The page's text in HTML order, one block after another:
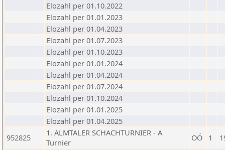
Elozahl per 01.10.2022
Elozahl per 01.01.2023
Elozahl per 01.04.2023
Elozahl per 01.07.2023
Elozahl per 01.10.2023
Elozahl per 01.01.2024
Elozahl per 01.04.2024
Elozahl per 01.07.2024
Elozahl per 01.10.2024
Elozahl per 01.01.2025
Elozahl per 01.04.2025
952825
1. ALMTALER SCHACHTURNIER - A
Turnier
OÖ 1